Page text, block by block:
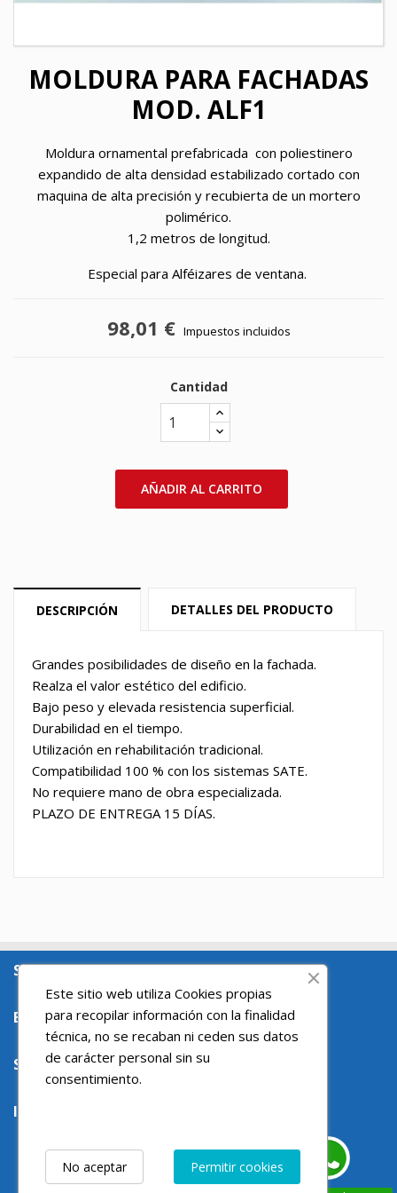
MOLDURA PARA FACHADAS
MOD. ALF1
Moldura ornamental prefabricada con poliestinero
expandido de alta densidad estabilizado cortado con
maquina de alta precisión y recubierta de un mortero
polimérico.
1,2 metros de longitud.
Especial para Alféizares de ventana.
98,01 € Impuestos incluidos
Cantidad
AÑADIR AL CARRITO
DESCRIPCIÓN DETALLES DEL PRODUCTO
Grandes posibilidades de diseño en la fachada.
Realza el valor estético del edificio.
Bajo peso y elevada resistencia superficial.
Durabilidad en el tiempo.
Utilización en rehabilitación tradicional.
Compatibilidad 100 % con los sistemas SATE.
No requiere mano de obra especializada.
PLAZO DE ENTREGA 15 DÍAS.
SOBRE NOSOTROS
ENLACES DE INTERES
SU CUENTA
INFORMACIÓN DE LA TIENDA
Este sitio web utiliza Cookies propias
para recopilar información con la finalidad
técnica, no se recaban ni ceden sus datos
de carácter personal sin su
consentimiento.
Permitir cookies
No aceptar